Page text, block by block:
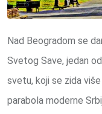
Nad Beogradom se
Svetog Save, jedan
svetu, koji se zida
parabola moderne